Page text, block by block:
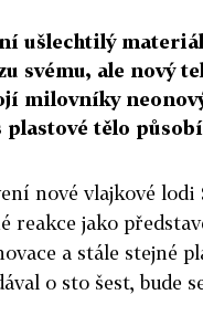
ušlechtilý
svému, ale nový
milovníky
plastové tělo
nové vlajkové lodi
reakce jako
a stále stejné
o sto šest, bude